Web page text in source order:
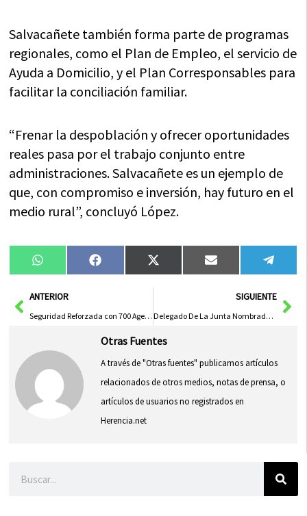
Salvacañete también forma parte de programas
regionales, como el Plan de Empleo, el servicio de
Ayuda a Domicilio, y el Plan Corresponsables para
facilitar la conciliación familiar.
“Frenar la despoblación y ofrecer oportunidades
reales pasa por el trabajo conjunto entre
administraciones. Salvacañete es un ejemplo de
que, con compromiso e inversión, hay futuro en el
medio rural”, concluyó López.
Compartir
en
WhatsAppCompartir
en
FacebookCompartir
en
X
(Twitter)
Compartir
en
Email
en
AntANTERIOR
Seguridad Reforzada con 700 Agentes en la Semana Grande del Corpus de Toledo
SIGUIENTE
Delegado De La Junta Nombrado Embajador Romica 2025 Reconocido Por Impulsar Crecimiento Industrial
Otras Fuentes
A través de "Otras fuentes" publicamos artículos
relacionados de otros medios, notas de prensa, o
artículos de usuarios no registrados en
Herencia.net